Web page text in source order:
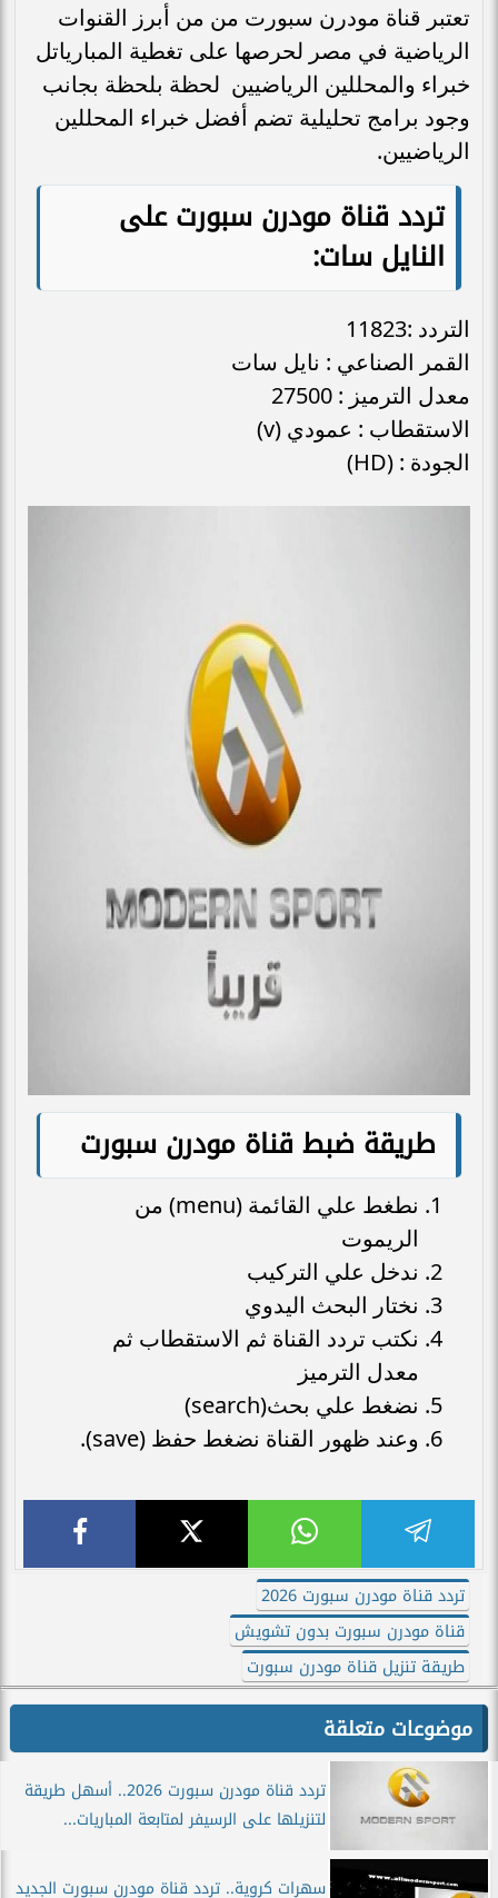
تعتبر قناة مودرن سبورت من من أبرز القنوات
الرياضية في مصر لحرصها على تغطية المبارياتل
خبراء والمحللين الرياضيين لحظة بلحظة بجانب
وجود برامج تحليلية تضم أفضل خبراء المحللين
الرياضيين.
تردد قناة مودرن سبورت على
النايل سات:
التردد :11823
القمر الصناعي : نايل سات
معدل الترميز : 27500
الاستقطاب : عمودي (v)
الجودة : (HD)
طريقة ضبط قناة مودرن سبورت
نطغط علي القائمة (menu) من
الريموت
ندخل علي التركيب
نختار البحث اليدوي
نكتب تردد القناة ثم الاستقطاب ثم
معدل الترميز
نضغط علي بحث(search)
وعند ظهور القناة نضغط حفظ (save).
تردد قناة مودرن سبورت 2026
قناة مودرن سبورت بدون تشويش
طريقة تنزيل قناة مودرن سبورت
موضوعات متعلقة
تردد قناة مودرن سبورت 2026.. أسهل طريقة
لتنزيلها على الرسيفر لمتابعة المباريات...
سهرات كروية.. تردد قناة مودرن سبورت الجديد